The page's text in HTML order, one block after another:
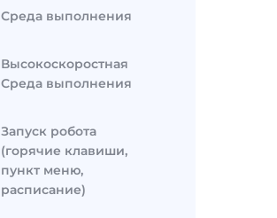
Среда выполнения
Высокоскоростная
Среда выполнения
Запуск робота
(горячие клавиши,
пункт меню,
расписание)